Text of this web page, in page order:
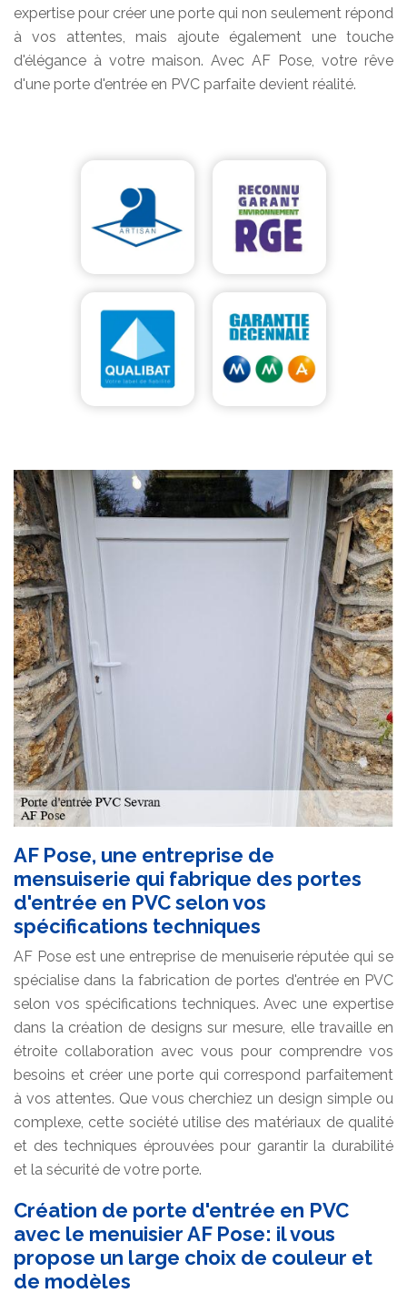
expertise pour créer une porte qui non seulement répond
à vos attentes, mais ajoute également une touche
d'élégance à votre maison. Avec AF Pose, votre rêve
d'une porte d'entrée en PVC parfaite devient réalité.
AF Pose, une entreprise de
mensuiserie qui fabrique des portes
d'entrée en PVC selon vos
spécifications techniques
AF Pose est une entreprise de menuiserie réputée qui se
spécialise dans la fabrication de portes d'entrée en PVC
selon vos spécifications techniques. Avec une expertise
dans la création de designs sur mesure, elle travaille en
étroite collaboration avec vous pour comprendre vos
besoins et créer une porte qui correspond parfaitement
à vos attentes. Que vous cherchiez un design simple ou
complexe, cette société utilise des matériaux de qualité
et des techniques éprouvées pour garantir la durabilité
et la sécurité de votre porte.
Création de porte d'entrée en PVC
avec le menuisier AF Pose: il vous
propose un large choix de couleur et
de modèles